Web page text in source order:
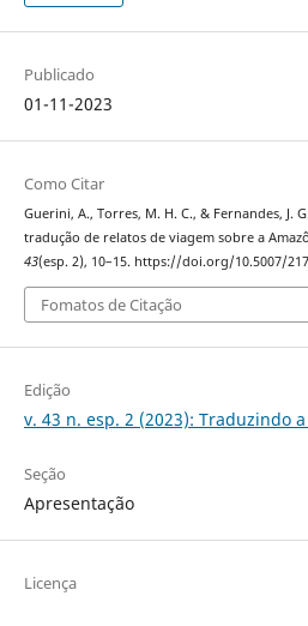
Publicado
01-11-2023
Como Citar
Guerini, A., Torres, M. H. C., & Fernandes, J.
tradução de relatos de viagem sobre a
43(esp. 2), 10–15. https://doi.org/10.5007/
Fomatos de Citação
Edição
v. 43 n. esp. 2 (2023): Traduzindo
Seção
Apresentação
Licença